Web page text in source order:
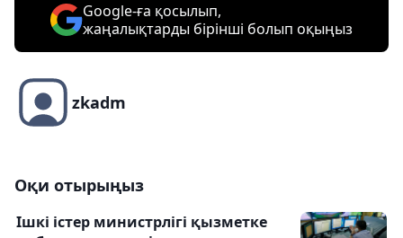
Google-ға қосылып,
жаңалықтарды бірінші болып оқыңыз
zkadm
Оқи отырыңыз
Ішкі істер министрлігі қызметке